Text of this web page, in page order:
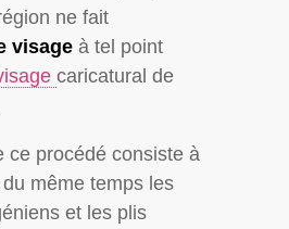
ne fait
visage à tel point
caricatural de
ce procédé consiste à
même temps les
et les plis